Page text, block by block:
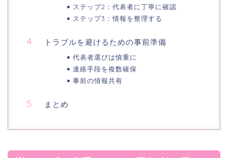
ステップ2：代表者に丁寧に確認
ステップ3：情報を整理する
トラブルを避けるための事前準備
代表者選びは慎重に
連絡手段を複数確保
事前の情報共有
まとめ